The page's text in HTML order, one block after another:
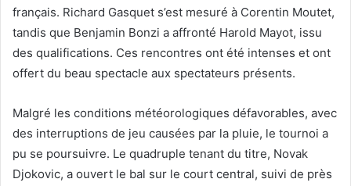
français. Richard Gasquet s’est mesuré à Corentin Moutet,
tandis que Benjamin Bonzi a affronté Harold Mayot, issu
des qualifications. Ces rencontres ont été intenses et ont
offert du beau spectacle aux spectateurs présents.
Malgré les conditions météorologiques défavorables, avec
des interruptions de jeu causées par la pluie, le tournoi a
pu se poursuivre. Le quadruple tenant du titre, Novak
Djokovic, a ouvert le bal sur le court central, suivi de près